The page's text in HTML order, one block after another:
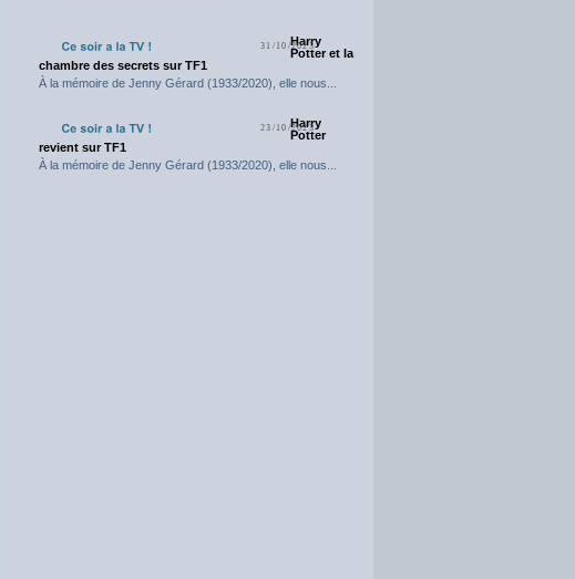
31/10/2023
Harry
Potter et la
chambre des secrets sur TF1
À la mémoire de Jenny Gérard (1933/2020), elle nous...
23/10/2023
Harry
Potter
revient sur TF1
À la mémoire de Jenny Gérard (1933/2020), elle nous...